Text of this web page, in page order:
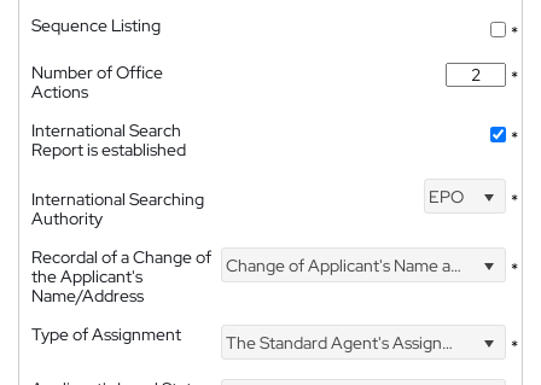
Sequence Listing
*
Number of Office
Actions
*
International Search
Report is established
*
International Searching
Authority
EPO *
Recordal of a Change of
the Applicant's
Name/Address
Change of Applicant's Name and Address *
Type of Assignment The Standard Agent's Assignment
*